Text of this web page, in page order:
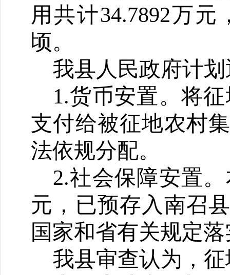
用共计34.7892万
顷。
我县人民政府计
1.货币安置。将
支付给被征地农村
法依规分配。
2.社会保障安置
元，已预存入南召
国家和省有关规定
我县审查认为，